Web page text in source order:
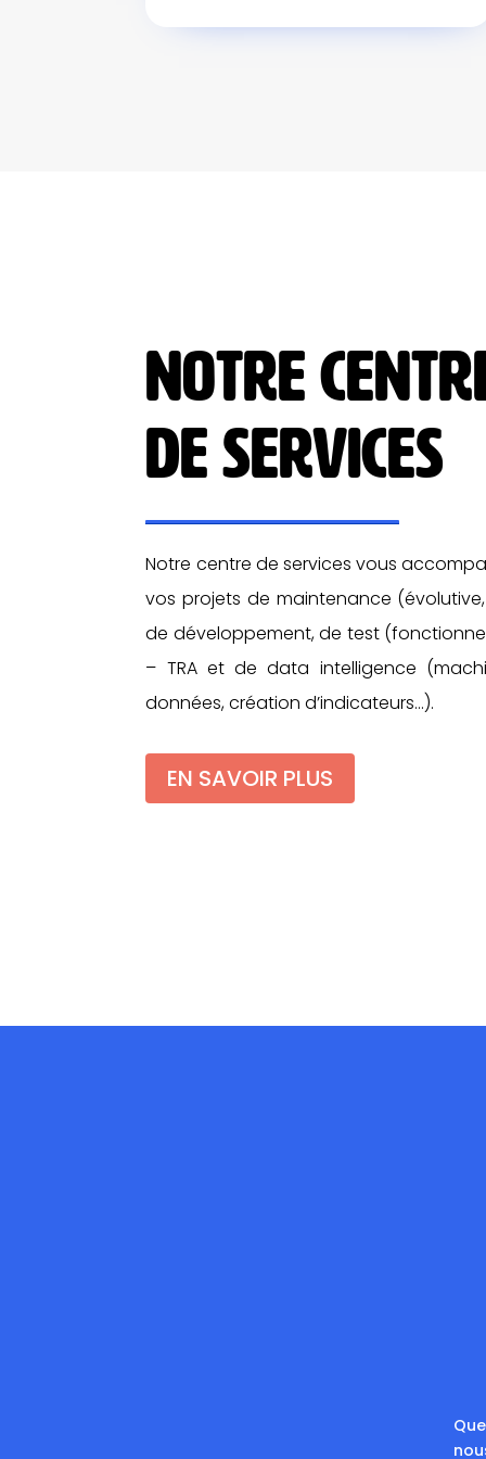
NOTRE
DE SERVICES
Notre centre de services vous
vos projets de maintenance
de développement, de test
– TRA et de data intelligence
données, création d’indicateurs…).
EN SAVOIR PLUS